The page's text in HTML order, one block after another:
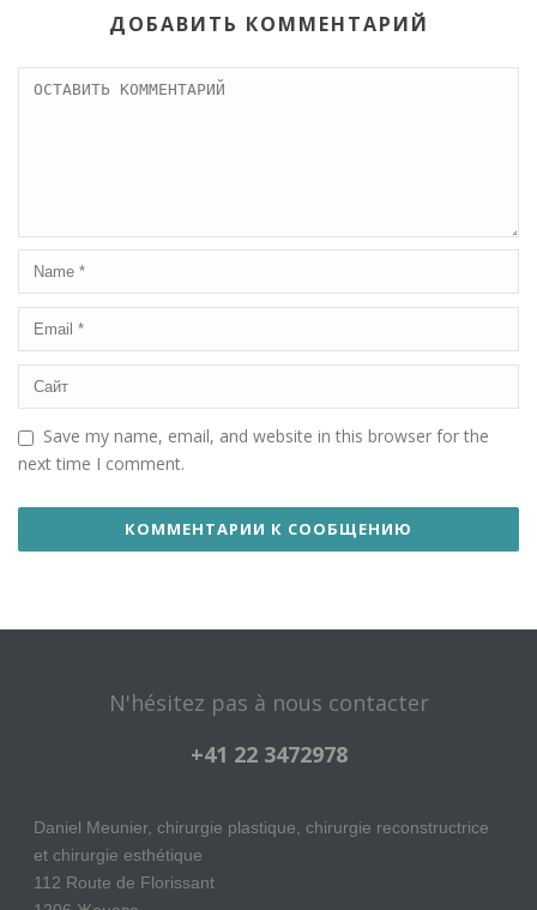
ДОБАВИТЬ КОММЕНТАРИЙ
Save my name, email, and website in this browser for the
next time I comment.
N'hésitez pas à nous contacter
+41 22 3472978
Daniel Meunier, chirurgie plastique, chirurgie reconstructrice
et chirurgie esthétique
112 Route de Florissant